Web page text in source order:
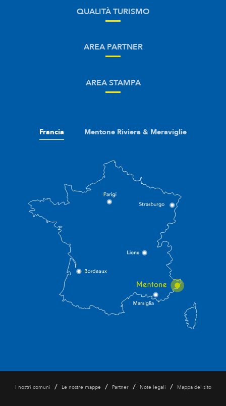
QUALITÀ TURISMO
AREA PARTNER
AREA STAMPA
Francia Mentone Riviera & Meraviglie
I nostri comuni / Le nostre mappe / Partner / Note legali / Mappa del sito